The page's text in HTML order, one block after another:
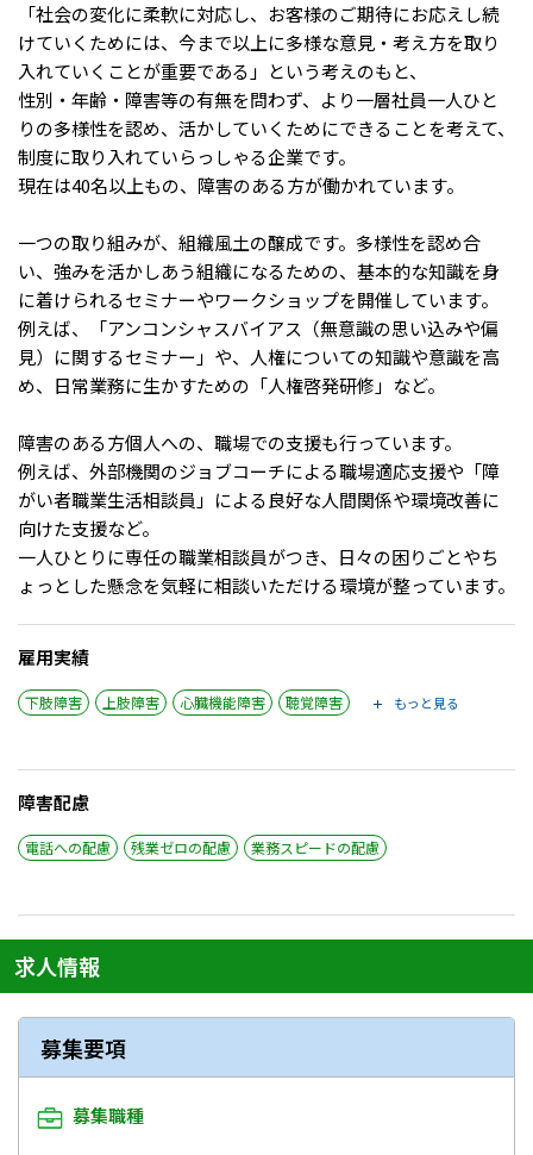
「社会の変化に柔軟に対応し、お客様のご期待にお応えし続
けていくためには、今まで以上に多様な意見・考え方を取り
入れていくことが重要である」という考えのもと、
性別・年齢・障害等の有無を問わず、より一層社員一人ひと
りの多様性を認め、活かしていくためにできることを考えて、
制度に取り入れていらっしゃる企業です。
現在は40名以上もの、障害のある方が働かれています。
一つの取り組みが、組織風土の醸成です。多様性を認め合
い、強みを活かしあう組織になるための、基本的な知識を身
に着けられるセミナーやワークショップを開催しています。
例えば、「アンコンシャスバイアス（無意識の思い込みや偏
見）に関するセミナー」や、人権についての知識や意識を高
め、日常業務に生かすための「人権啓発研修」など。
障害のある方個人への、職場での支援も行っています。
例えば、外部機関のジョブコーチによる職場適応支援や「障
がい者職業生活相談員」による良好な人間関係や環境改善に
向けた支援など。
一人ひとりに専任の職業相談員がつき、日々の困りごとやち
ょっとした懸念を気軽に相談いただける環境が整っています。
雇用実績
下肢障害 上肢障害 心臓機能障害 聴覚障害 もっと見る
障害配慮
電話への配慮 残業ゼロの配慮 業務スピードの配慮
求人情報
募集要項
募集職種